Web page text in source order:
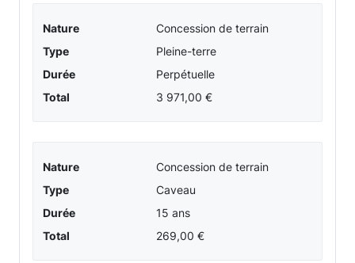
et
détails
Nature
Concession de terrain
Type
Pleine-terre
Durée
Perpétuelle
Total
3 971,00 €
Nature
Concession de terrain
Type
Caveau
Durée
15 ans
Total
269,00 €